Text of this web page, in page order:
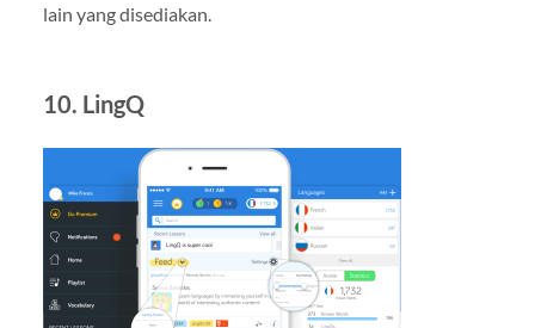
lain yang disediakan.
10. LingQ